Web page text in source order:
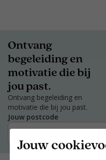
Jouw
Ontvang
begeleiding en
motivatie die bij
jou past.
Ontvang begeleiding en
motivatie die bij jou past.
Jouw postcode